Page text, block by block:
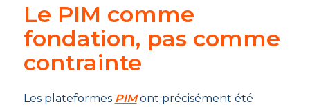
Le PIM comme
fondation, pas comme
contrainte
Les plateformes PIMont précisément été